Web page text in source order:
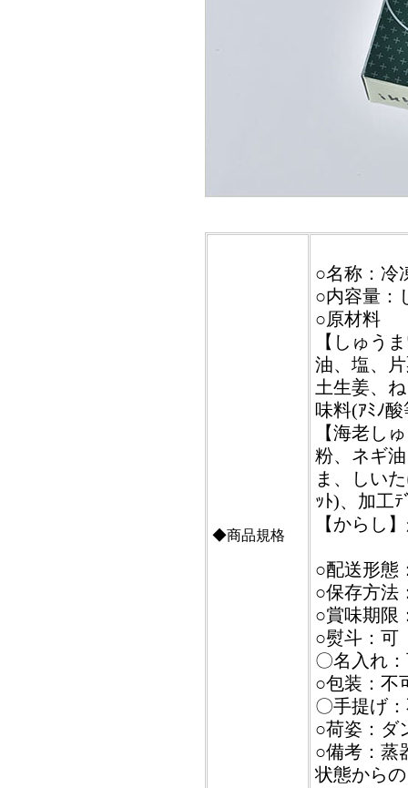
◆商品規格
○名称：冷
○内容量：
○原材料
【しゅう
油、塩、
土生姜、
味料(ｱﾐﾉ
【海老し
粉、ネギ
ま、しい
ｯﾄ)、加工
【からし
○配送形態
○保存方法
○賞味期限
○熨斗：可
〇名入れ
○包装：不
〇手提げ
○荷姿：ダ
○備考：蒸
状態から